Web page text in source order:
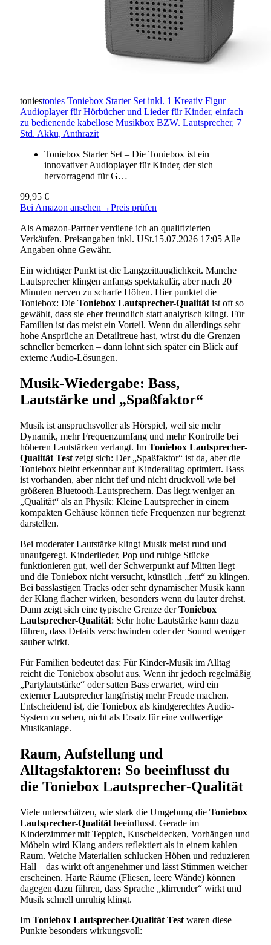
toniestonies Toniebox Starter Set inkl. 1 Kreativ Figur –
Audioplayer für Hörbücher und Lieder für Kinder, einfach
zu bedienende kabellose Musikbox BZW. Lautsprecher, 7
Std. Akku, Anthrazit
Toniebox Starter Set – Die Toniebox ist ein
innovativer Audioplayer für Kinder, der sich
hervorragend für G…
99,95 €
Bei Amazon ansehen →Preis prüfen
Als Amazon-Partner verdiene ich an qualifizierten
Verkäufen. Preisangaben inkl. USt.15.07.2026 17:05 Alle
Angaben ohne Gewähr.
Ein wichtiger Punkt ist die Langzeittauglichkeit. Manche
Lautsprecher klingen anfangs spektakulär, aber nach 20
Minuten nerven zu scharfe Höhen. Hier punktet die
Toniebox: Die Toniebox Lautsprecher-Qualität ist oft so
gewählt, dass sie eher freundlich statt analytisch klingt. Für
Familien ist das meist ein Vorteil. Wenn du allerdings sehr
hohe Ansprüche an Detailtreue hast, wirst du die Grenzen
schneller bemerken – dann lohnt sich später ein Blick auf
externe Audio-Lösungen.
Musik-Wiedergabe: Bass,
Lautstärke und „Spaßfaktor“
Musik ist anspruchsvoller als Hörspiel, weil sie mehr
Dynamik, mehr Frequenzumfang und mehr Kontrolle bei
höheren Lautstärken verlangt. Im Toniebox Lautsprecher-
Qualität Test zeigt sich: Der „Spaßfaktor“ ist da, aber die
Toniebox bleibt erkennbar auf Kinderalltag optimiert. Bass
ist vorhanden, aber nicht tief und nicht druckvoll wie bei
größeren Bluetooth-Lautsprechern. Das liegt weniger an
„Qualität“ als an Physik: Kleine Lautsprecher in einem
kompakten Gehäuse können tiefe Frequenzen nur begrenzt
darstellen.
Bei moderater Lautstärke klingt Musik meist rund und
unaufgeregt. Kinderlieder, Pop und ruhige Stücke
funktionieren gut, weil der Schwerpunkt auf Mitten liegt
und die Toniebox nicht versucht, künstlich „fett“ zu klingen.
Bei basslastigen Tracks oder sehr dynamischer Musik kann
der Klang flacher wirken, besonders wenn du lauter drehst.
Dann zeigt sich eine typische Grenze derToniebox
Lautsprecher-Qualität: Sehr hohe Lautstärke kann dazu
führen, dass Details verschwinden oder der Sound weniger
sauber wirkt.
Für Familien bedeutet das: Für Kinder-Musik im Alltag
reicht die Toniebox absolut aus. Wenn ihr jedoch regelmäßig
„Partylautstärke“ oder satten Bass erwartet, wird ein
externer Lautsprecher langfristig mehr Freude machen.
Entscheidend ist, die Toniebox als kindgerechtes Audio-
System zu sehen, nicht als Ersatz für eine vollwertige
Musikanlage.
Raum, Aufstellung und
Alltagsfaktoren: So beeinflusst du
die Toniebox Lautsprecher-Qualität
Viele unterschätzen, wie stark die Umgebung die Toniebox
Lautsprecher-Qualität beeinflusst. Gerade im
Kinderzimmer mit Teppich, Kuscheldecken, Vorhängen und
Möbeln wird Klang anders reflektiert als in einem kahlen
Raum. Weiche Materialien schlucken Höhen und reduzieren
Hall – das wirkt oft angenehmer und lässt Stimmen weicher
erscheinen. Harte Räume (Fliesen, leere Wände) können
dagegen dazu führen, dass Sprache „klirrender“ wirkt und
Musik schnell unruhig klingt.
Im Toniebox Lautsprecher-Qualität Test waren diese
Punkte besonders wirkungsvoll: